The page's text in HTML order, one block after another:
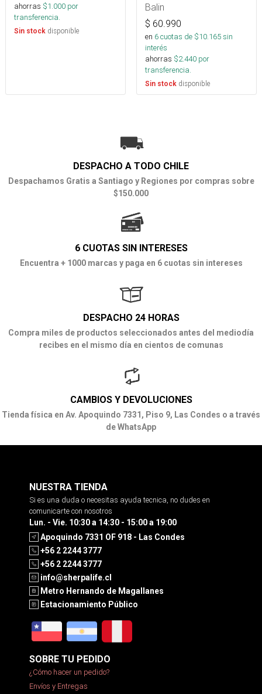
ahorras $1.000 por
transferencia.
Sin stock disponible
Balin
$ 60.990
en 6cuotas de $10.165sin
interés
ahorras $2.440 por
transferencia.
Sin stock disponible
DESPACHO A TODO CHILE
Despachamos Gratis a Santiago y Regiones por compras sobre
$150.000
6 CUOTAS SIN INTERESES
Encuentra + 1000 marcas y paga en 6 cuotas sin intereses
DESPACHO 24 HORAS
Compra miles de productos seleccionados antes del mediodía
recibes en el mismo día en cientos de comunas
CAMBIOS Y DEVOLUCIONES
Tienda física en Av. Apoquindo 7331, Piso 9, Las Condes o a través
de WhatsApp
NUESTRA TIENDA
Si es una duda o necesitas ayuda tecnica, no dudes en
comunicarte con nosotros
Lun. - Vie. 10:30 a 14:30 - 15:00 a 19:00
Apoquindo 7331 OF 918 - Las Condes
+56 2 2244 3777
+56 2 2244 3777
info@sherpalife.cl
Metro Hernando de Magallanes
Estacionamiento Público
SOBRE TU PEDIDO
¿Cómo hacer un pedido?
Envíos y Entregas